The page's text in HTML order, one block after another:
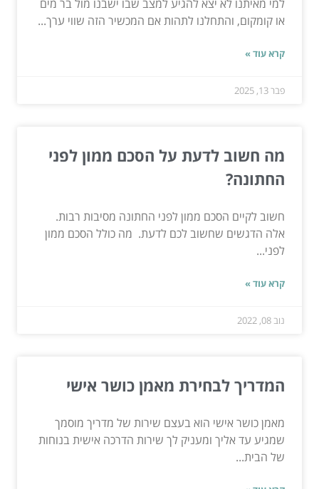
למי מאיתנו לא יצא להגיע למצב שבו ישבנו מול בר מים
או קומקום, והתחלנו לתהות אם המכשיר הזה שווי ערך...
קרא עוד »
פבר 13, 2025
מה חשוב לדעת על הסכם ממון לפני
החתונה?
חשוב לקיים הסכם ממון לפני החתונה מסיבות רבות.
אלה הדגשים שחשוב לכם לדעת. מה כולל הסכם ממון
לפני...
קרא עוד »
נוב 08, 2022
המדריך לבחירת מאמן כושר אישי
מאמן כושר אישי הוא בעצם שירות של מדריך מוסמך
שמגיע עד אליך ומעניק לך שירות הדרכה אישית בנוחות
של הבית...